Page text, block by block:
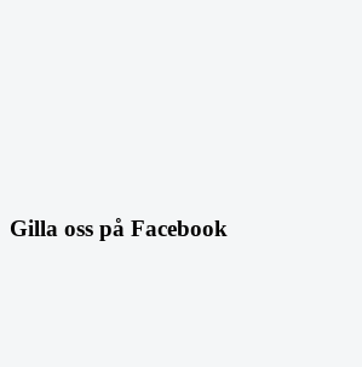
Gilla oss på Facebook